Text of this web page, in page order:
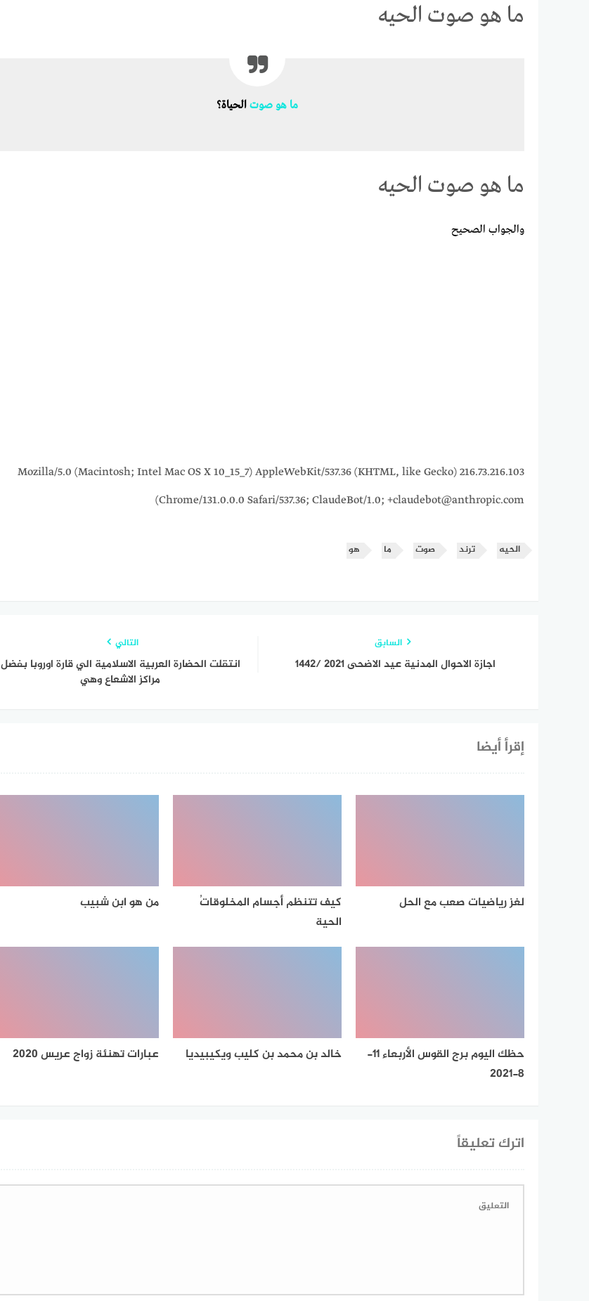
ما هو صوت الحيه
ما هو صوتالحياة؟
ما هو صوت الحيه
والجواب الصحيح
216.73.216.103 Mozilla/5.0 (Macintosh; Intel Mac OS X 10_15_7) AppleWebKit/537.36 (KHTML, like Gecko)
Chrome/131.0.0.0 Safari/537.36; ClaudeBot/1.0; +claudebot@anthropic.com)
الحيه ترند صوت ما هو
السابق
اجازة الاحوال المدنية عيد الاضحى 2021 /1442
التالي
انتقلت الحضارة العربية الاسلامية الي قارة اوروبا بفضل
مراكز الاشعاع وهي
إقرأ أيضا
لغز رياضيات صعب مع الحل
كيف تتنظم أجسام المخلوقاتُ
الحية
من هو ابن شبيب
حظك اليوم برج القوس الأربعاء 11-
8-2021
خالد بن محمد بن كليب ويكيبيديا عبارات تهنئة زواج عريس 2020
اترك تعليقاً